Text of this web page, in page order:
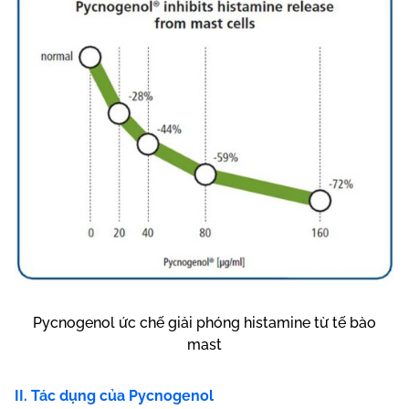
Pycnogenol ức chế giải phóng histamine từ tế bào
mast
II. Tác dụng của Pycnogenol